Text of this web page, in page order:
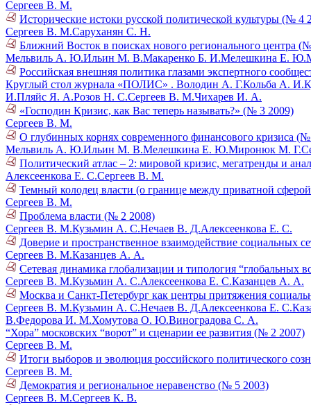
Сергеев В. М.
Исторические истоки русской политической культуры (№ 4
Сергеев В. М.Саруханян С. Н.
Ближний Восток в поисках нового регионального центра
Мельвиль А. Ю.Ильин М. В.Макаренко Б. И.Мелешкина Е. Ю.
Российская внешняя политика глазами экспертного
Круглый стол журнала «ПОЛИС» . Володин А. Г.Кольба А. И.
И.Пляйс Я. А.Розов Н. С.Сергеев В. М.Чихарев И. А.
«Господин Кризис, как Вас теперь называть?» (№ 3 2009)
Сергеев В. М.
О глубинных корнях современного финансового кризиса
Мельвиль А. Ю.Ильин М. В.Мелешкина Е. Ю.Миронюк М. Г.
Политический атлас – 2: мировой кризис, мегатренды и
Алексеенкова Е. С.Сергеев В. М.
Темный колодец власти (о границе между приватной
Сергеев В. М.
Проблема власти (№ 2 2008)
Сергеев В. М.Кузьмин А. С.Нечаев В. Д.Алексеенкова Е. С.
Доверие и пространственное взаимодействие социальных
Сергеев В. М.Казанцев А. А.
Сетевая динамика глобализации и типология “глобальных
Сергеев В. М.Кузьмин А. С.Алексеенкова Е. С.Казанцев А. А.
Москва и Санкт-Петербург как центры притяжения
Сергеев В. М.Кузьмин А. С.Нечаев В. Д.Алексеенкова Е. С.
В.Федорова И. М.Хомутова О. Ю.Виноградова С. А.
“Хора” московских “ворот” и сценарии ее развития (№ 2 2007)
Сергеев В. М.
Итоги выборов и эволюция российского политического
Сергеев В. М.
Демократия и региональное неравенство (№ 5 2003)
Сергеев В. М.Сергеев К. В.